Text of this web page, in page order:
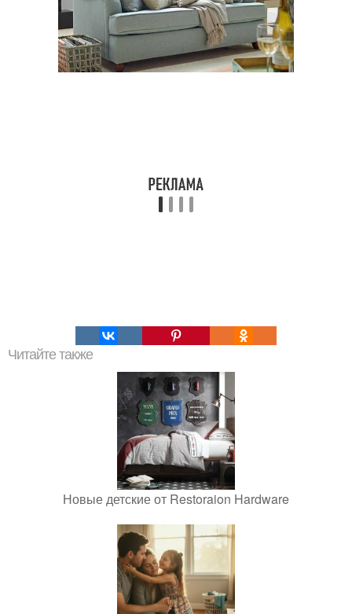
Читайте также
Новые детские от Restoraion Hardware